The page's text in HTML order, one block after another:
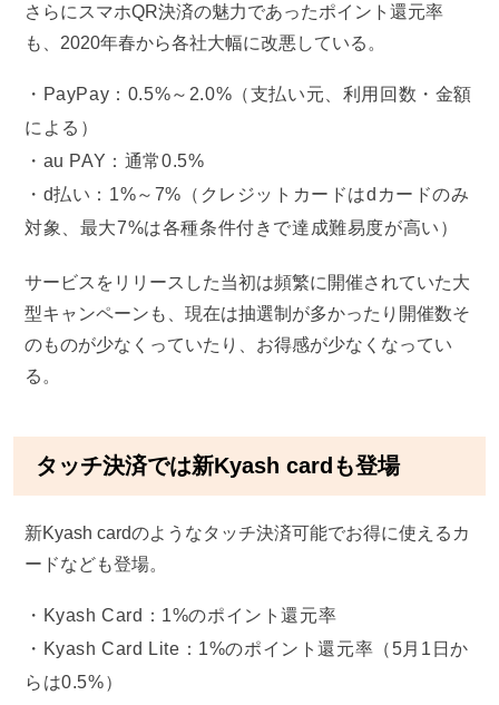
さらにスマホQR決済の魅力であったポイント還元率
も、2020年春から各社大幅に改悪している。
PayPay：0.5%～2.0%（支払い元、利用回数・金額
による）
au PAY：通常0.5%
d払い：1%～7%（クレジットカードはdカードのみ
対象、最大7%は各種条件付きで達成難易度が高い）
サービスをリリースした当初は頻繁に開催されていた大
型キャンペーンも、現在は抽選制が多かったり開催数そ
のものが少なくっていたり、お得感が少なくなってい
る。
タッチ決済では新Kyash cardも登場
新Kyash cardのようなタッチ決済可能でお得に使えるカ
ードなども登場。
Kyash Card：1%のポイント還元率
Kyash Card Lite：1%のポイント還元率（5月1日か
らは0.5%）